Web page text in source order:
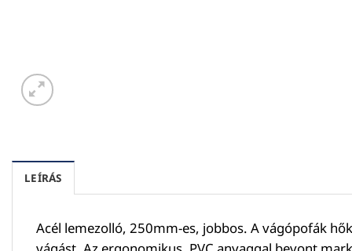
LEÍRÁS
Acél lemezolló, 250mm-es, jobbos. A vágópofák